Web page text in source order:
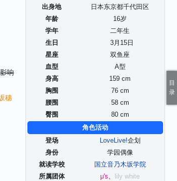
出身地
日本东京都千代田区
年龄
16岁
学年
二年生
生日
3月 15 日
星座
双鱼座
血型
A型
身高
159 cm
胸围
76 cm
腰围
58 cm
臀围
80 cm
角色活动
登场
LoveLive!企划
身份
学园偶像
就读学校
国立音乃木坂学院
所属团体
μ's、 lily white
响
穗